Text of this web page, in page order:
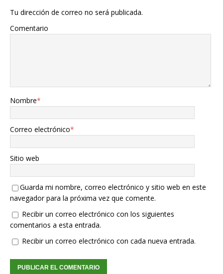
Tu dirección de correo no será publicada.
Comentario
Nombre*
Correo electrónico*
Sitio web
Guarda mi nombre, correo electrónico y sitio web en este
navegador para la próxima vez que comente.
Recibir un correo electrónico con los siguientes
comentarios a esta entrada.
Recibir un correo electrónico con cada nueva entrada.